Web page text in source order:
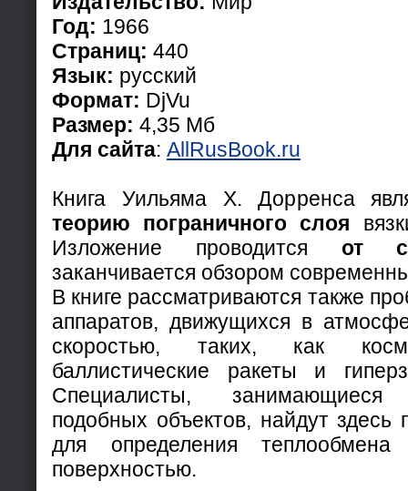
Год: 1966
Страниц: 440
Язык: русский
Формат: DjVu
Размер: 4,35 Мб
Для сайта: AllRusBook.ru
Книга Уильяма X. Дорренса
теорию пограничного слоя
Изложение проводится от
заканчивается обзором
В книге рассматриваются также
аппаратов, движущихся в
скоростью, таких, как
баллистические ракеты и
Специалисты, занимающиеся
подобных объектов, найдут здесь
для определения
поверхностью.